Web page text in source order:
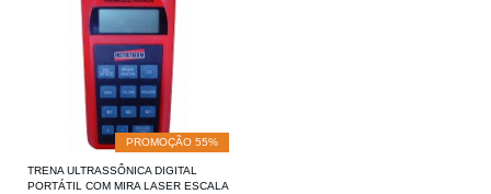
PROMOÇÃO 55%
TRENA ULTRASSÔNICA DIGITAL
PORTÁTIL COM MIRA LASER ESCALA